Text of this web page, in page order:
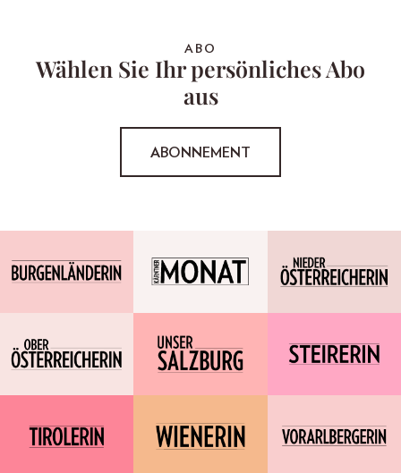
ABO
Wählen Sie Ihr persönliches Abo
aus
ABONNEMENT